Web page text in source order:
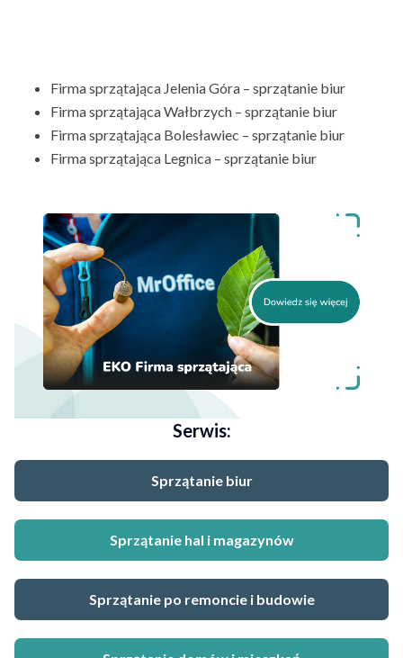
Firma sprzątająca Jelenia Góra – sprzątanie biur
Firma sprzątająca Wałbrzych – sprzątanie biur
Firma sprzątająca Bolesławiec – sprzątanie biur
Firma sprzątająca Legnica – sprzątanie biur
Serwis:
Sprzątanie biur
Sprzątanie hal i magazynów
Sprzątanie po remoncie i budowie